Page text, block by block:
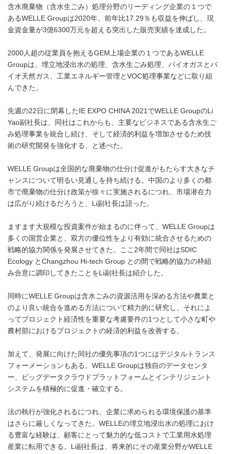
含水廃棄物（含水生ごみ）処理分野のリーディング企業の１つで
あるWELLE Groupは2020年、前年比17.29％も収益を伸ばし、現
金資金量が3億6300万元を超える突出した販売実績を達成した。
2000人超の従業員を抱えるGEM上場企業の１つであるWELLE
Groupは、埋立地浸出水の処理、含水生ごみ処理、バイオガスとバ
イオ天然ガス、工業エネルギー管理とVOC処理事業などに取り組
んできた。
先週の22日に閉幕したIE EXPO CHINA 2021でWELLE GroupのLi
Yao副社長は、同社はこれからも、主要なビジネスである含水生ご
み処理事業を統合し続け、そして経済的利益を増加させるため技
術の研究開発を強化する、と述べた。
WELLE Groupは全国的な廃棄物の仕分け促進がもたらす大きなチ
ャンスについて明るい見通しを持ち続ける。中国のより多くの都
市で廃棄物の仕分け政策が徐々に実施されるにつれ、市場潜在力
は広がり続けるだろうと、Li副社長は語った。
ますます大規模な投資案件が始まるのに伴って、WELLE Groupは
多くの国営企業と、双方の優位性をより有効に統合させるための
戦略的協力関係を発展させてきた。ここ2年間で同社はSDIC
Ecology とChangzhou Hi-tech Group との間で戦略的協力の枠組
み合意に調印してきたことをLi副社長は紹介した。
同時にWELLE Groupは含水ごみの資源活用を深める方法や農業と
のより良い統合を進める方法について精力的に研究し、それによ
ってプロジェクト経済性を重要な考慮要件の1つとして小さな町や
農村部におけるプロジェクトの経済的利益を改善する。
加えて、発展に向けた同社の優先事項の1つにはデジタルトランス
フォーメーションもある。WELLE Groupは独自のデータセンタ
ー、ビッグデータクラウドプラットフォームとインテリジェント
システムを積極的に促進・確立する。
法の執行が強化されるにつれ、企業に求められる環境保護の基準
はさらに厳しくなってきた。WELLEの埋立地浸出水の処理におけ
る豊富な経験は、顧客にとって魅力的な低コストで工業用水処理
産業に転用できる。Li副社長は、将来的にその産業分野がWELLE